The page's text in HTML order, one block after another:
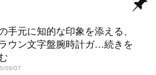
手元に知的な印象を添える、
ウン文字盤腕時計ガ…続きを
09/07